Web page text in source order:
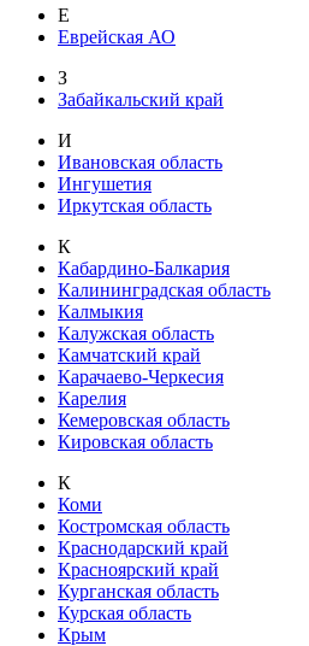
Е
Еврейская АО
З
Забайкальский край
И
Ивановская область
Ингушетия
Иркутская область
К
Кабардино-Балкария
Калининградская область
Калмыкия
Калужская область
Камчатский край
Карачаево-Черкесия
Карелия
Кемеровская область
Кировская область
К
Коми
Костромская область
Краснодарский край
Красноярский край
Курганская область
Курская область
Крым